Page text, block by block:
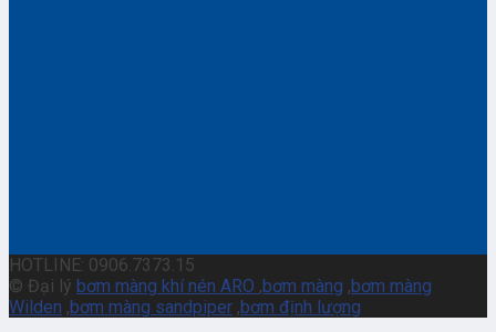
HOTLINE: 0906.7373.15
© Đại lý bơm màng khí nén ARO ,bơm màng ,bơm màng
Wilden ,bơm màng sandpiper ,bơm định lượng